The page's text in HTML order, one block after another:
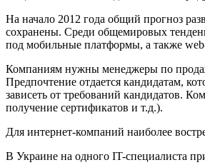
На начало 2012 года общий прогноз
сохранены. Среди общемировых
под мобильные платформы, а также
Компаниям нужны менеджеры по
Предпочтение отдается кандидатам,
зависеть от требований кандидатов.
получение сертификатов и т.д.).
Для интернет-компаний наиболее
В Украине на одного IT-специалиста